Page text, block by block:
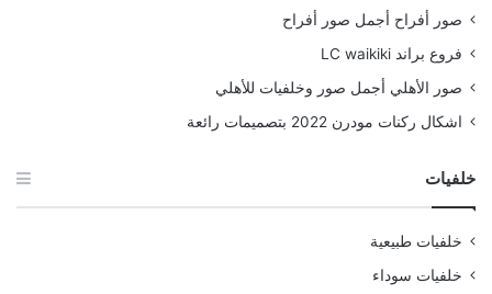
صور أفراح أجمل صور أفراح
فروع براند LC waikiki
صور الأهلي أجمل صور وخلفيات للأهلي
اشكال ركنات مودرن 2022 بتصميمات رائعة
خلفيات
خلفيات طبيعية
خلفيات سوداء